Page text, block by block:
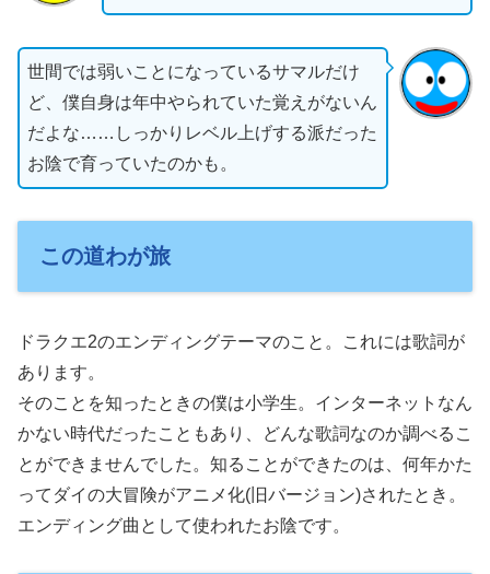
世間では弱いことになっているサマルだけ
ど、僕自身は年中やられていた覚えがないん
だよな……しっかりレベル上げする派だった
お陰で育っていたのかも。
この道わが旅
ドラクエ2のエンディングテーマのこと。これには歌詞が
あります。
そのことを知ったときの僕は小学生。インターネットなん
かない時代だったこともあり、どんな歌詞なのか調べるこ
とができませんでした。知ることができたのは、何年かた
ってダイの大冒険がアニメ化(旧バージョン)されたとき。
エンディング曲として使われたお陰です。